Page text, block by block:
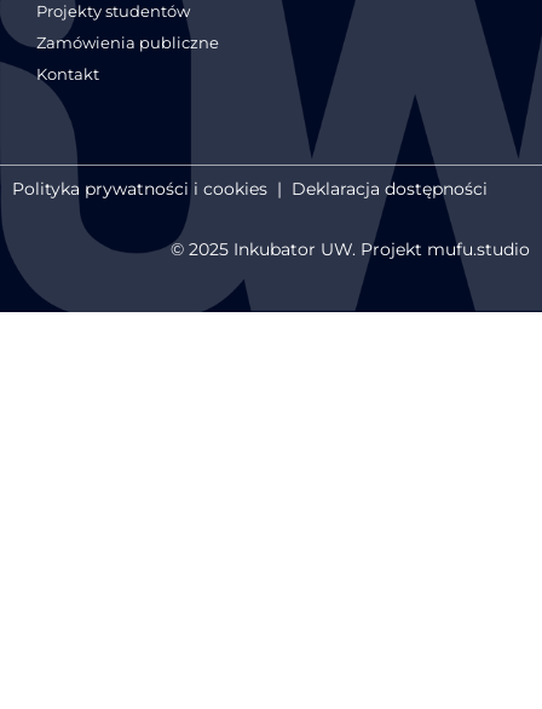
Projekty studentów
Zamówienia publiczne
Kontakt
Polityka prywatności i cookies | Deklaracja dostępności
© 2025 Inkubator UW. Projekt mufu.studio